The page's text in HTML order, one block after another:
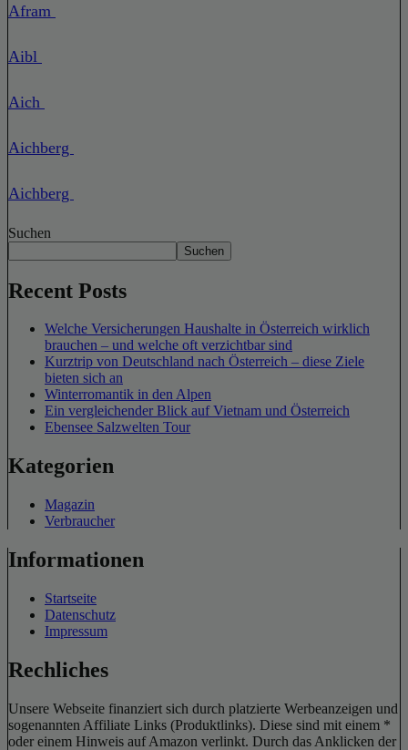
Afram
Aibl
Aich
Aichberg
Aichberg
Suchen
Suchen
Recent Posts
Welche Versicherungen Haushalte in Österreich wirklich
brauchen – und welche oft verzichtbar sind
Kurztrip von Deutschland nach Österreich – diese Ziele
bieten sich an
Winterromantik in den Alpen
Ein vergleichender Blick auf Vietnam und Österreich
Ebensee Salzwelten Tour
Kategorien
Magazin
Verbraucher
Informationen
Startseite
Datenschutz
Impressum
Rechliches
Unsere Webseite finanziert sich durch platzierte Werbeanzeigen und
sogenannten Affiliate Links (Produktlinks). Diese sind mit einem *
oder einem Hinweis auf Amazon verlinkt. Durch das Anklicken der